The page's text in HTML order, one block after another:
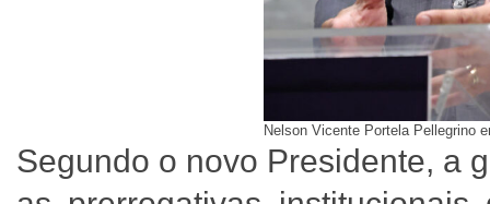
Nelson Vicente Portela Pellegrino
Segundo o novo Presidente, a